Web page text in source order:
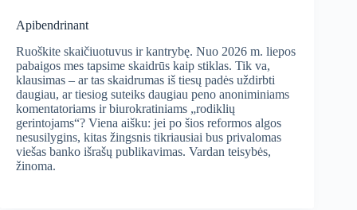
Apibendrinant
Ruoškite skaičiuotuvus ir kantrybę. Nuo 2026 m. liepos
pabaigos mes tapsime skaidrūs kaip stiklas. Tik va,
klausimas – ar tas skaidrumas iš tiesų padės uždirbti
daugiau, ar tiesiog suteiks daugiau peno anoniminiams
komentatoriams ir biurokratiniams „rodiklių
gerintojams“? Viena aišku: jei po šios reformos algos
nesusilygins, kitas žingsnis tikriausiai bus privalomas
viešas banko išrašų publikavimas. Vardan teisybės,
žinoma.